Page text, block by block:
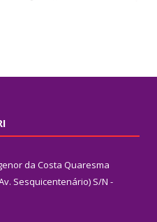
da Costa Quaresma
Sesquicentenário) S/N -